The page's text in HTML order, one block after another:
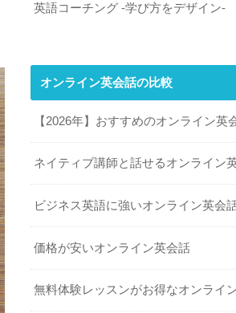
英語コーチング -学び方をデザイン-
オンライン英会話の比較
【2026年】おすすめのオンライン英
ネイティブ講師と話せるオンライン
ビジネス英語に強いオンライン英会
価格が安いオンライン英会話
無料体験レッスンがお得なオンライ